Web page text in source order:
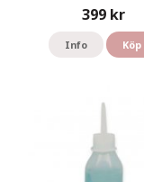
399 kr
Info Köp